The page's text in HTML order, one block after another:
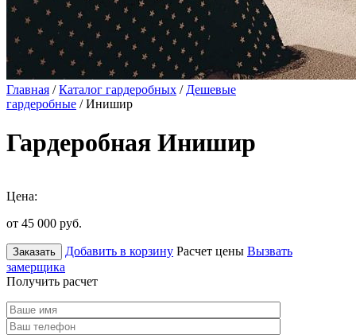
Главная /Каталог гардеробных / Дешевые
гардеробные / Инишир
Гардеробная Инишир
Цена:
от 45 000 руб.
Заказать Добавить в корзину Расчет цены Вызвать
замерщика
Получить расчет